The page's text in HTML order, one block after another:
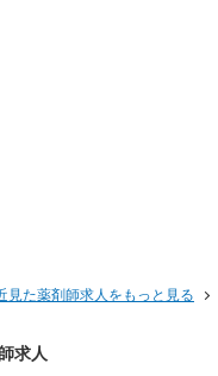
見た薬剤師求人をもっと見る
求人